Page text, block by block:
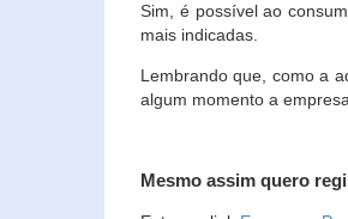
Sim, é possível ao
mais indicadas.
Lembrando que, como a
algum momento a
Mesmo assim quero